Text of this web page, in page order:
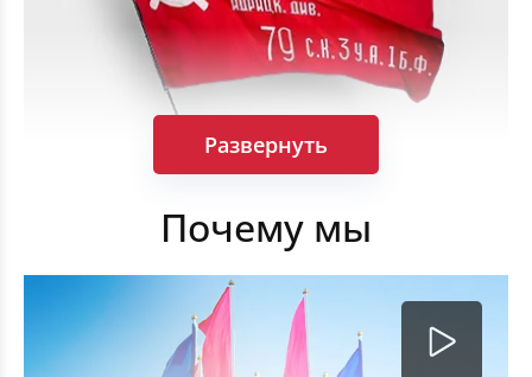
Комплект Флагов Победы 90×135см 10 штук
Развернуть
Почему мы